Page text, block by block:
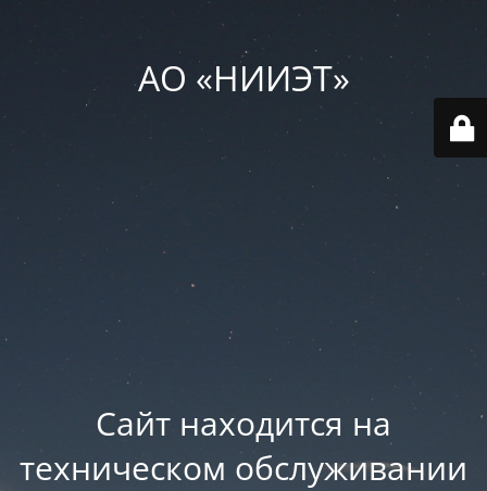
АО «НИИЭТ»
Сайт находится на
техническом обслуживании